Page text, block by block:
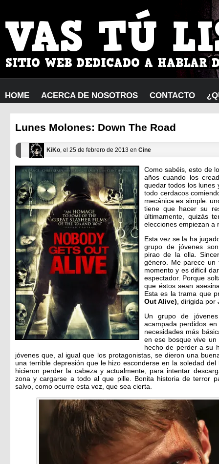
HOME ACERCA DE NOSOTROS CONTACTO
Lunes Molones: Down The Road
KiKo, el 25 de febrero de 2013 en Cine
Como sabéis, esto de
años cuando los
quedar todos los lunes
todo cerdacos
mecánica es simple:
tiene que hacer su
últimamente, quizás
elecciones empiezan a
Esta vez se la ha
grupo de jóvenes
pirao de la olla.
género. Me parece
momento y es difícil
espectador. Porque
que éstos sean
Esta es la trama que
Out Alive) , dirigida por
Un grupo de
acampada perdidos
necesidades más
en ese bosque vive
hecho de perder a su
jóvenes que, al igual que los protagonistas, se dieron una
una terrible depresión que le hizo esconderse en la soledad
hicieron perder la cabeza y actualmente, para intentar
zona y cargarse a todo al que pille. Bonita historia de terror
salvo, como ocurre esta vez, que sea cierta.